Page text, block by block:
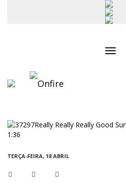
TERÇA-FEIRA, 18 ABRIL